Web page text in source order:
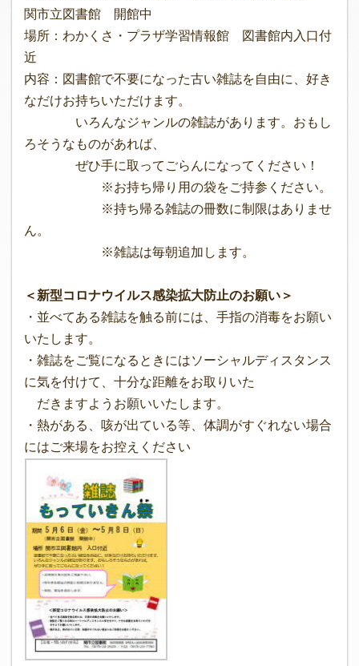
関市立図書館 開館中
場所：わかくさ・プラザ学習情報館 図書館内入口付
近
内容：図書館で不要になった古い雑誌を自由に、好き
なだけお持ちいただけます。
いろんなジャンルの雑誌があります。おもし
ろそうなものがあれば、
ぜひ手に取ってごらんになってください！
※お持ち帰り用の袋をご持参ください。
※持ち帰る雑誌の冊数に制限はありませ
ん。
※雑誌は毎朝追加します。
＜新型コロナウイルス感染拡大防止のお願い＞
・並べてある雑誌を触る前には、手指の消毒をお願い
いたします。
・雑誌をご覧になるときにはソーシャルディスタンス
に気を付けて、十分な距離をお取りいた
だきますようお願いいたします。
・熱がある、咳が出ている等、体調がすぐれない場合
にはご来場をお控えください